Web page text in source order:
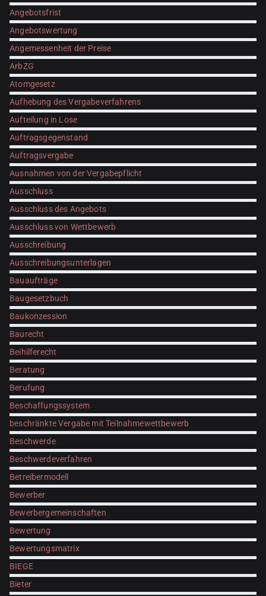
Angebotsfrist
Angebotswertung
Angemessenheit der Preise
ArbZG
Atomgesetz
Aufhebung des Vergabeverfahrens
Aufteilung in Lose
Auftragsgegenstand
Auftragsvergabe
Ausnahmen von der Vergabepflicht
Ausschluss
Ausschluss des Angebots
Ausschluss von Wettbewerb
Ausschreibung
Ausschreibungsunterlagen
Bauaufträge
Baugesetzbuch
Baukonzession
Baurecht
Beihilferecht
Beratung
Berufung
Beschaffungssystem
beschränkte Vergabe mit Teilnahmewettbewerb
Beschwerde
Beschwerdeverfahren
Betreibermodell
Bewerber
Bewerbergemeinschaften
Bewertung
Bewertungsmatrix
BIEGE
Bieter